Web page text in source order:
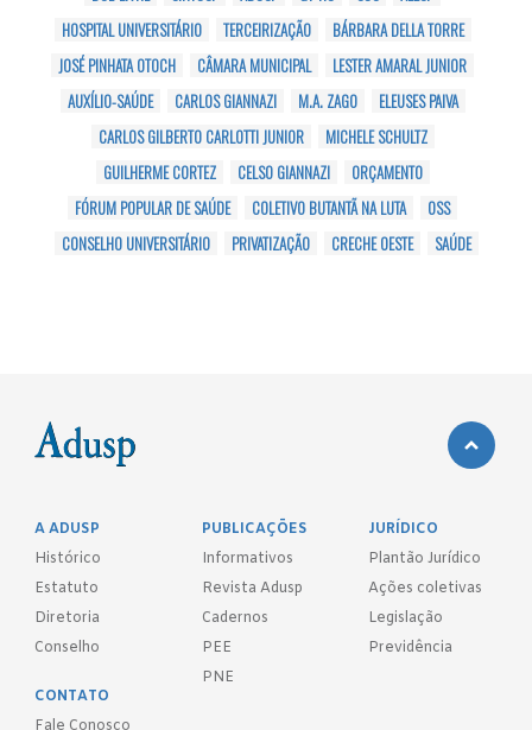
HOSPITAL UNIVERSITÁRIO
TERCEIRIZAÇÃO
BÁRBARA DELLA TORRE
JOSÉ PINHATA OTOCH
CÂMARA MUNICIPAL
LESTER AMARAL JUNIOR
AUXÍLIO-SAÚDE
CARLOS GIANNAZI M.A. ZAGO
ELEUSES PAIVA
CARLOS GILBERTO CARLOTTI JUNIOR
MICHELE SCHULTZ
GUILHERME CORTEZ
CELSO GIANNAZI
ORÇAMENTO
FÓRUM POPULAR DE SAÚDE
COLETIVO BUTANTÃ NA LUTA
OSS
CONSELHO UNIVERSITÁRIO
PRIVATIZAÇÃO CRECHE OESTE SAÚDE
A ADUSP
Histórico
Estatuto
Diretoria
Conselho
PUBLICAÇÕES
Informativos
Revista Adusp
Cadernos
PEE
PNE
JURÍDICO
Plantão Jurídico
Ações coletivas
Legislação
Previdência
CONTATO